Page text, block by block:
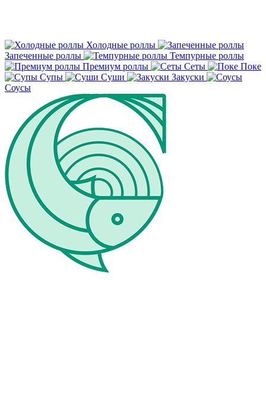
Холодные роллы
Запеченные роллы
Темпурные роллы
Премиум роллы
Сеты
Поке
Супы
Суши
Закуски
Соусы